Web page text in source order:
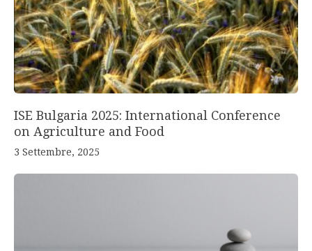
ISE Bulgaria 2025: International Conference
on Agriculture and Food
3 Settembre, 2025